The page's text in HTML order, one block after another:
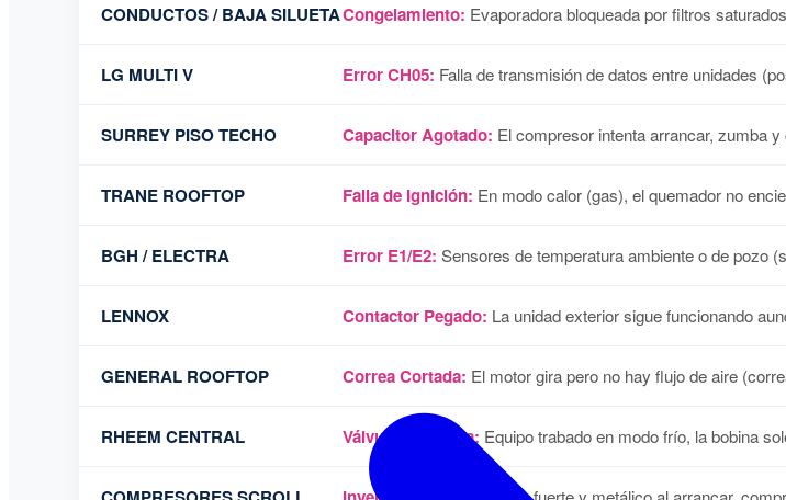
CONDUCTOS / BAJA SILUETACongelamiento: Evaporadora bloqueada por filtros
LG MULTI V Error CH05: Falla de transmisión de datos entre unidades
SURREY PISO TECHO Capacitor Agotado: El compresor intenta arrancar, zumba
TRANE ROOFTOP Falla de Ignición: En modo calor (gas), el quemador no
BGH / ELECTRA Error E1/E2: Sensores de temperatura ambiente o de pozo
LENNOX Contactor Pegado: La unidad exterior sigue funcionando
GENERAL ROOFTOP Correa Cortada: El motor gira pero no hay flujo de aire
RHEEM CENTRAL Válvula Inversora: Equipo trabado en modo frío, la bobina